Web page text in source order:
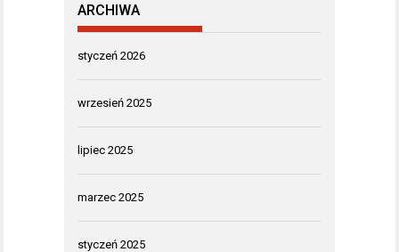
ARCHIWA
styczeń 2026
wrzesień 2025
lipiec 2025
marzec 2025
styczeń 2025